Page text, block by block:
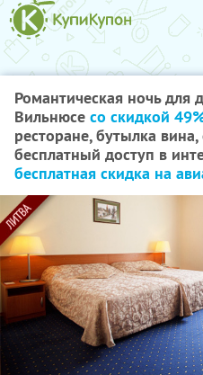
Романтическая ночь для
Вильнюсе со скидкой
ресторане, бутылка
бесплатный доступ в
бесплатная скидка на